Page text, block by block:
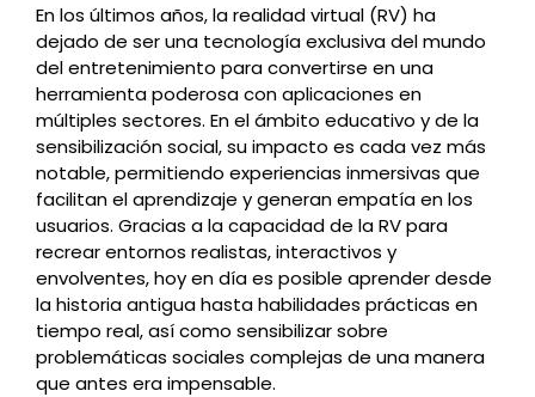
En los últimos años, la realidad virtual (RV) ha
dejado de ser una tecnología exclusiva del mundo
del entretenimiento para convertirse en una
herramienta poderosa con aplicaciones en
múltiples sectores. En el ámbito educativo y de la
sensibilización social, su impacto es cada vez más
notable, permitiendo experiencias inmersivas que
facilitan el aprendizaje y generan empatía en los
usuarios. Gracias a la capacidad de la RV para
recrear entornos realistas, interactivos y
envolventes, hoy en día es posible aprender desde
la historia antigua hasta habilidades prácticas en
tiempo real, así como sensibilizar sobre
problemáticas sociales complejas de una manera
que antes era impensable.